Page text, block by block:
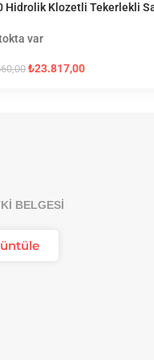
Hidrolik Klozetli Tekerlekli
var
₺23.817,00
BELGESİ